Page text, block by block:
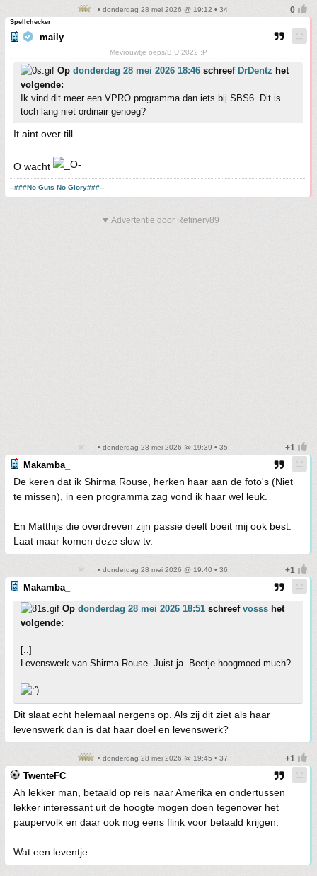
• donderdag 28 mei 2026 @ 19:12 • 34
Spellchecker
maily
Mevrouwtje oeps/B.U.2022 :P
Op donderdag 28 mei 2026 18:46 schreef DrDentz het
volgende:
Ik vind dit meer een VPRO programma dan iets bij SBS6. Dit is
toch lang niet ordinair genoeg?
It aint over till .....
O wacht
--###No Guts No Glory###--
▼ Advertentie door Refinery89
• donderdag 28 mei 2026 @ 19:39 • 35
Makamba_
De keren dat ik Shirma Rouse, herken haar aan de foto's (Niet
te missen), in een programma zag vond ik haar wel leuk.
En Matthijs die overdreven zijn passie deelt boeit mij ook best.
Laat maar komen deze slow tv.
• donderdag 28 mei 2026 @ 19:40 • 36
Makamba_
Op donderdag 28 mei 2026 18:51 schreef vosss het
volgende:
[..]
Levenswerk van Shirma Rouse. Juist ja. Beetje hoogmoed much?
Dit slaat echt helemaal nergens op. Als zij dit ziet als haar
levenswerk dan is dat haar doel en levenswerk?
• donderdag 28 mei 2026 @ 19:45 • 37
TwenteFC
Ah lekker man, betaald op reis naar Amerika en ondertussen
lekker interessant uit de hoogte mogen doen tegenover het
paupervolk en daar ook nog eens flink voor betaald krijgen.
Wat een leventje.